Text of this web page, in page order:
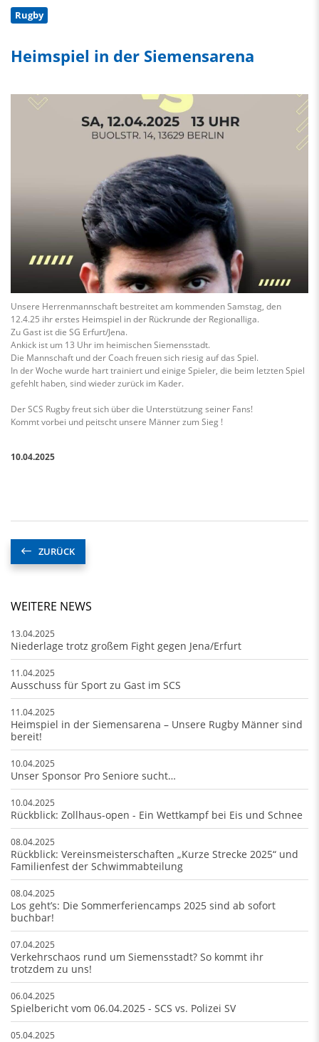
Rugby
Heimspiel in der Siemensarena
Unsere Herrenmannschaft bestreitet am kommenden Samstag, den
12.4.25 ihr erstes Heimspiel in der Rückrunde der Regionalliga.
Zu Gast ist die SG Erfurt/Jena.
Ankick ist um 13 Uhr im heimischen Siemensstadt.
Die Mannschaft und der Coach freuen sich riesig auf das Spiel.
In der Woche wurde hart trainiert und einige Spieler, die beim letzten Spiel
gefehlt haben, sind wieder zurück im Kader.
Der SCS Rugby freut sich über die Unterstützung seiner Fans!
Kommt vorbei und peitscht unsere Männer zum Sieg !
10.04.2025
ZURÜCK
WEITERE NEWS
13.04.2025
Niederlage trotz großem Fight gegen Jena/Erfurt
11.04.2025
Ausschuss für Sport zu Gast im SCS
11.04.2025
Heimspiel in der Siemensarena – Unsere Rugby Männer sind
bereit!
10.04.2025
Unser Sponsor Pro Seniore sucht…
10.04.2025
Rückblick: Zollhaus-open - Ein Wettkampf bei Eis und Schnee
08.04.2025
Rückblick: Vereinsmeisterschaften „Kurze Strecke 2025“ und
Familienfest der Schwimmabteilung
08.04.2025
Los geht’s: Die Sommerferiencamps 2025 sind ab sofort
buchbar!
07.04.2025
Verkehrschaos rund um Siemensstadt? So kommt ihr
trotzdem zu uns!
06.04.2025
Spielbericht vom 06.04.2025 - SCS vs. Polizei SV
05.04.2025